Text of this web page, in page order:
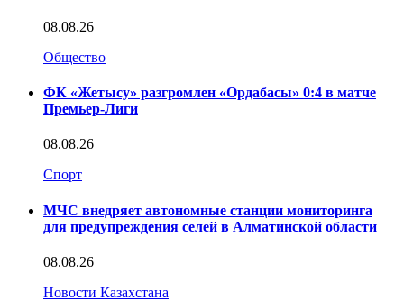
08.08.26
Общество
ФК «Жетысу» разгромлен «Ордабасы» 0:4 в матче
Премьер-Лиги
08.08.26
Спорт
МЧС внедряет автономные станции мониторинга
для предупреждения селей в Алматинской области
08.08.26
Новости Казахстана